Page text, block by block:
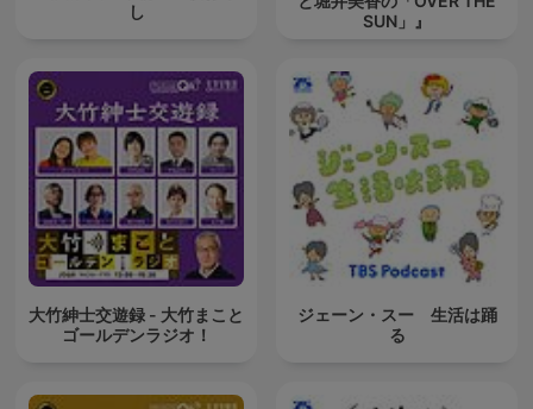
し
SUN」』
大竹紳士交遊録 - 大竹まこと
ゴールデンラジオ！
ジェーン・スー 生活は踊
る